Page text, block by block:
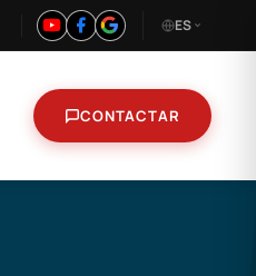
ES
CONTACTAR